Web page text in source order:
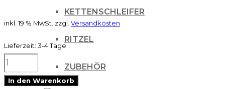
KETTENSCHLEIFER
RITZEL
ZUBEHÖR
inkl. 19 % MwSt. zzgl. Versandkosten
Lieferzeit: 3-4 Tage
RFX
Race
In den Warenkorb